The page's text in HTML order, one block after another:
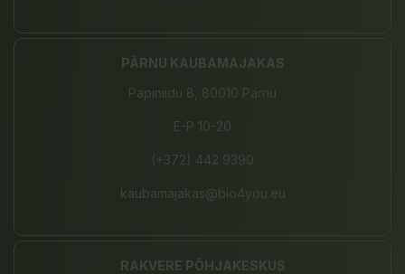
PÄRNU KAUBAMAJAKAS
Papiniidu 8, 80010 Pärnu
E-P 10-20
(+372) 442 9390
kaubamajakas@bio4you.eu
RAKVERE PÕHJAKESKUS